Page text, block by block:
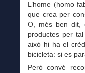
L’home (homo
que crea per
O, més ben dit,
productes per
això hi ha el
bicicleta: si es
Però convé